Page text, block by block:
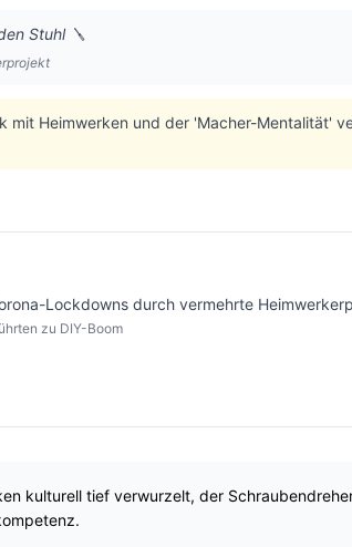
Stuhl 🪛
mit Heimwerken und der 'Macher-Mentalität'
Lockdowns durch vermehrte
zu DIY-Boom
kulturell tief verwurzelt, der